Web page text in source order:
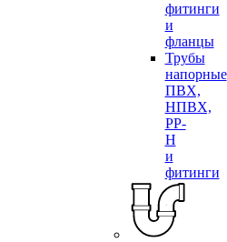
фитинги
и
фланцы
Трубы
напорные
ПВХ,
НПВХ,
PP-
H
и
фитинги